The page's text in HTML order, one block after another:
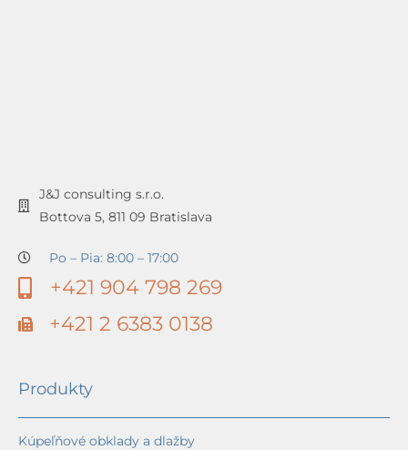
J&J consulting s.r.o.
Bottova 5, 811 09 Bratislava
Po – Pia: 8:00 – 17:00
+421 904 798 269
+421 2 6383 0138
Produkty
Kúpeľňové obklady a dlažby